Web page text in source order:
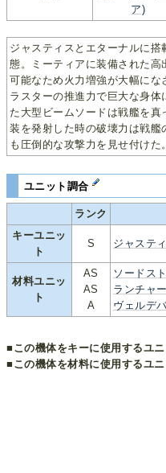
ア)
ジャスティスとエターナルに
態。ミーティアに装備された
可能なため火力増強が大幅に
ラスターの推進力で巨大な身
た大型ビームソードは戦艦を
装を発射した時の破壊力は戦
も圧倒的な攻撃力を見せ付けた。
ユニット調合
ランク
キーユニッ
ト
S ジャステ
材料ユニッ
ト
AS
AS
A
ソードス
ランチャ
ヴェルデ
■この機体をキーに使用するユニ
■この機体を材料に使用するユニ